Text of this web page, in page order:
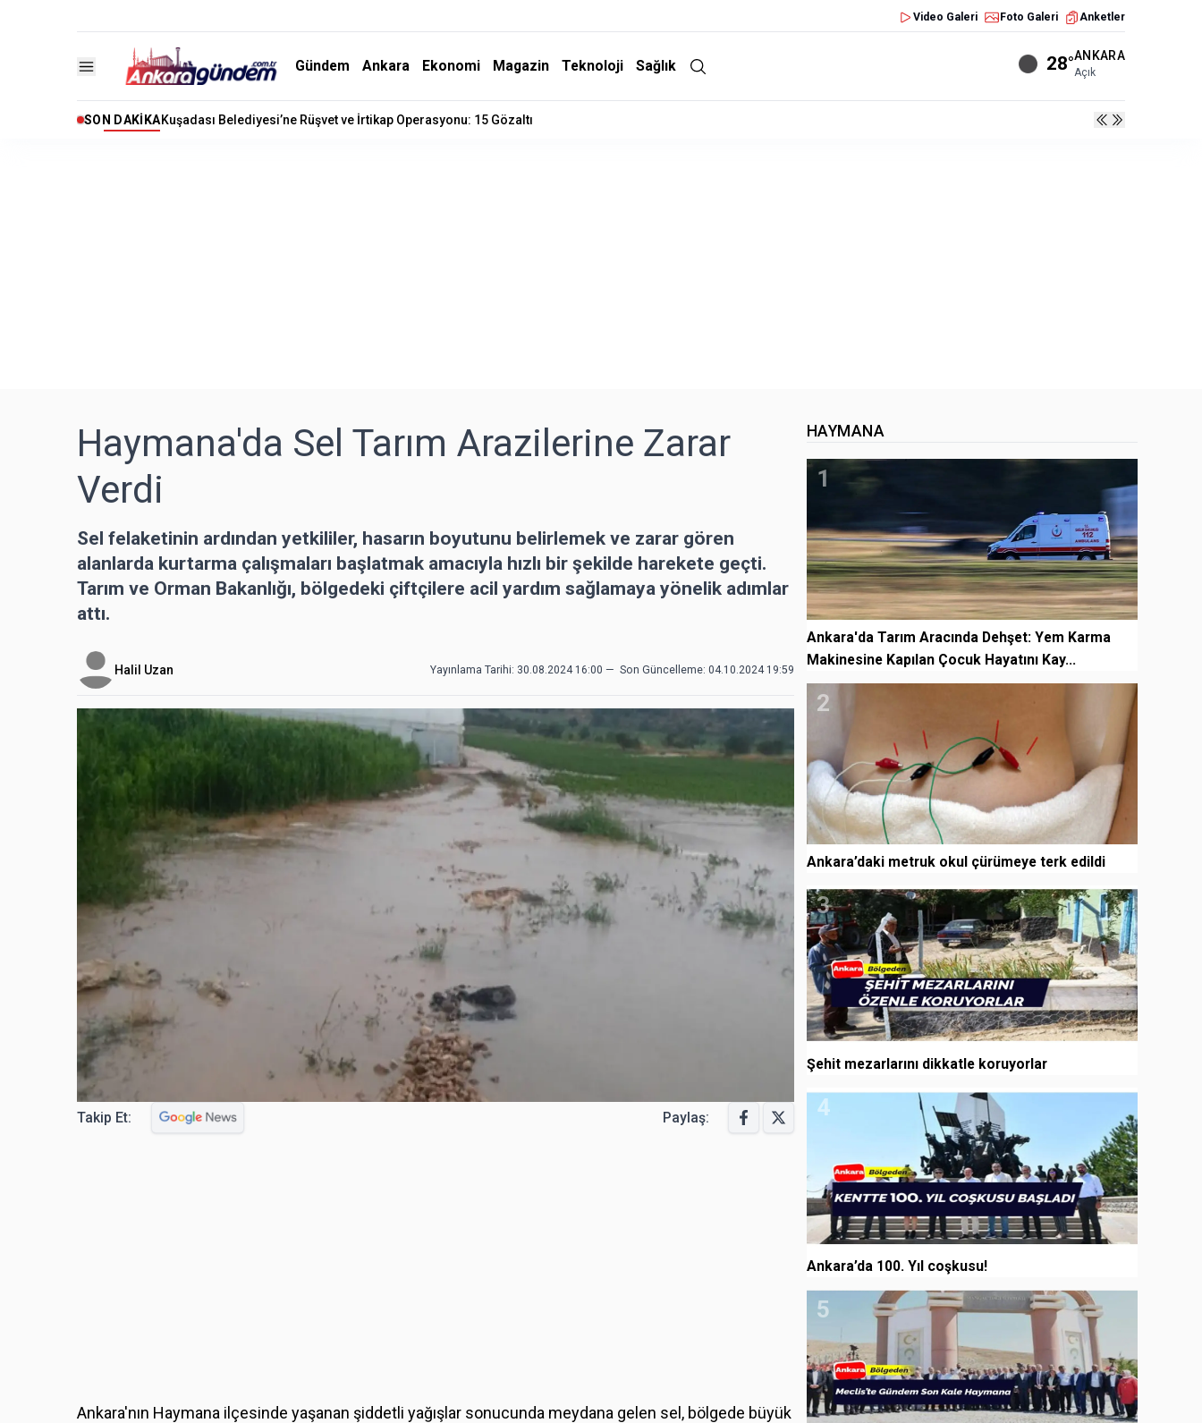
Video Galeri Foto Galeri Anketler
Gündem Ankara Ekonomi Magazin Teknoloji Sağlık 28°ANKARA
Açık
SON DAKIKAKuşadası Belediyesi’ne Rüşvet ve İrtikap Operasyonu: 15 Gözaltı
Haymana'da Sel Tarım Arazilerine Zarar
Verdi
Sel felaketinin ardından yetkililer, hasarın boyutunu belirlemek ve zarar gören
alanlarda kurtarma çalışmaları başlatmak amacıyla hızlı bir şekilde harekete geçti.
Tarım ve Orman Bakanlığı, bölgedeki çiftçilere acil yardım sağlamaya yönelik adımlar
attı.
Halil Uzan Yayınlama Tarihi: 30.08.2024 16:00 — Son Güncelleme: 04.10.2024 19:59
Takip Et: Paylaş:
Ankara'nın Haymana ilçesinde yaşanan şiddetli yağışlar sonucunda meydana gelen sel, bölgede büyük
HAYMANA
1
Ankara'da Tarım Aracında Dehşet: Yem Karma
Makinesine Kapılan Çocuk Hayatını Kay...
2
Ankara’daki metruk okul çürümeye terk edildi
3
Şehit mezarlarını dikkatle koruyorlar
4
Ankara’da 100. Yıl coşkusu!
5